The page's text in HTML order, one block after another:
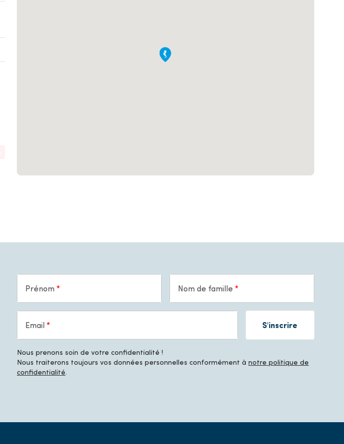
Prénom Nom de famille
Email S'inscrire
Nous prenons soin de votre confidentialité !
Nous traiterons toujours vos données personnelles conformément à notre politique de
confidentialité.